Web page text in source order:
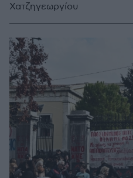
Χατζηγεωργίου